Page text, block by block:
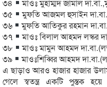
৩৪
মাওঃ মুহাম্মদ জামাল
৩৫
মুফতি আজমল হুসাইন
৩৬
মুফতি আতিকুর রহমান
৩৭
মাওঃ বিলাল আহমদ লস্কর
৩৮
মাওঃ মামুন আহমদ
৩৯
মাওঃশিব্বির আহমদ
এ ছাড়াও আরও হাজার হাজার
গেলে স্বতন্ত্র একটি পুস্তক হয়ে